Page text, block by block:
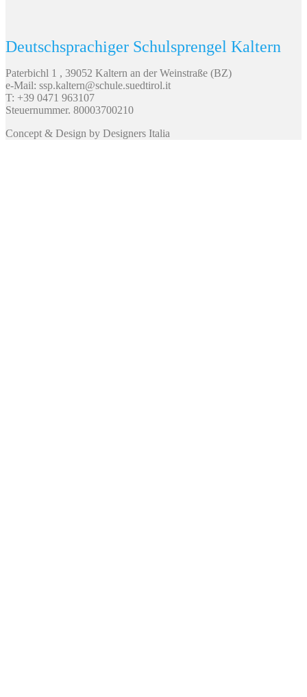
Deutschsprachiger Schulsprengel Kaltern
Paterbichl 1 , 39052 Kaltern an der Weinstraße (BZ)
e-Mail: ssp.kaltern@schule.suedtirol.it
T: +39 0471 963107
Steuernummer. 80003700210
Concept & Design by Designers Italia